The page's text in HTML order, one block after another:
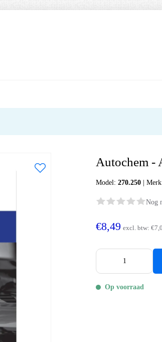
Autochem -
Model:270.250 |
Nog
€8,49 excl. btw:
Op voorraad